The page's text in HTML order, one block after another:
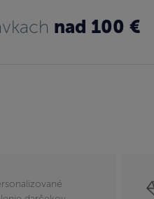
nad 100 €